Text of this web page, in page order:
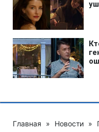
Главная » Новости »